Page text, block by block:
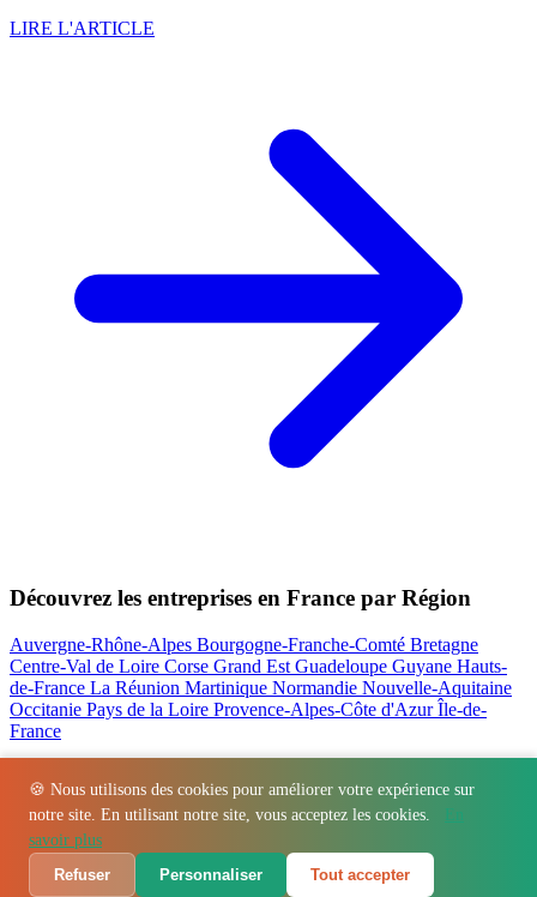
🍪 Nous utilisons des cookies pour améliorer votre expérience sur
notre site. En utilisant notre site, vous acceptez les cookies.
En
savoir plus
Refuser
Personnaliser Tout accepter
LIRE L'ARTICLE
Découvrez les entreprises en France par Région
Auvergne-Rhône-Alpes Bourgogne-Franche-Comté Bretagne
Centre-Val de Loire Corse Grand Est Guadeloupe Guyane Hauts-
de-France La Réunion Martinique Normandie Nouvelle-Aquitaine
Occitanie Pays de la Loire Provence-Alpes-Côte d'AzurÎle-de-
France
Nos actualités les plus consultées
Régions - Départements - Villes - Entreprises - Marques Contact
Espace presse
© 2026 VillageBarKitchen. Tous droits réservés.